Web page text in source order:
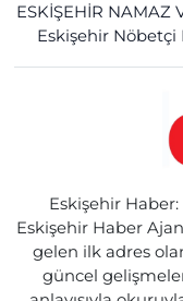
ESKİŞEHİR NAMAZ
Eskişehir Nöbetçi
Eskişehir
Eskişehir Haber
gelen ilk adres
güncel